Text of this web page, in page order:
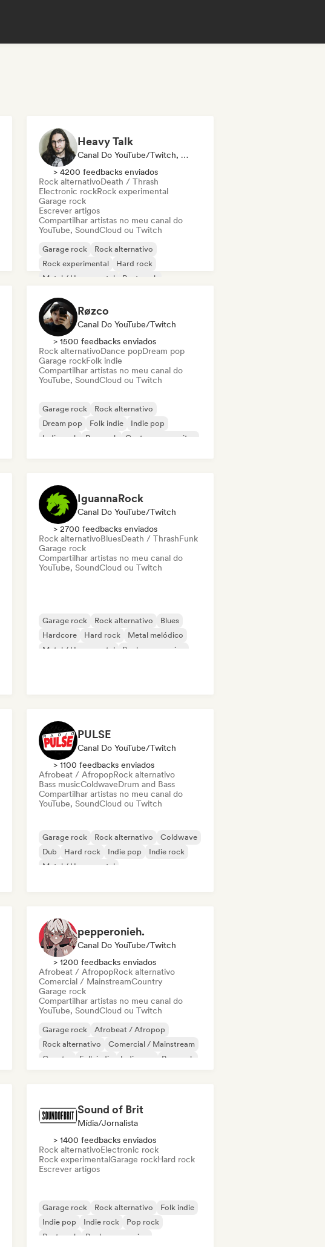
Heavy Talk
Canal Do YouTube/Twitch, Mídia/Jornalista
> 4200 feedbacks enviados
Rock alternativoDeath / Thrash
Electronic rockRock experimental
Garage rock
Escrever artigos
Compartilhar artistas no meu canal do
YouTube, SoundCloud ou Twitch
Garage rock
Rock alternativo
Rock experimental
Hard rock
Metal / Heavy metal
Post punk
Røzco
Canal Do YouTube/Twitch
> 1500 feedbacks enviados
Rock alternativoDance popDream pop
Garage rockFolk indie
Compartilhar artistas no meu canal do
YouTube, SoundCloud ou Twitch
Garage rock
Rock alternativo
Dream pop
Folk indie
Indie pop
Indie rock
Pop rock Cantor-compositor
IguannaRock
Canal Do YouTube/Twitch
> 2700 feedbacks enviados
Rock alternativoBluesDeath / ThrashFunk
Garage rock
Compartilhar artistas no meu canal do
YouTube, SoundCloud ou Twitch
Garage rock Rock alternativo
Blues
Hardcore
Hard rock
Metal melódico
Metal / Heavy metal
Rock progressivo
PULSE
Canal Do YouTube/Twitch
> 1100 feedbacks enviados
Afrobeat / AfropopRock alternativo
Bass musicColdwaveDrum and Bass
Compartilhar artistas no meu canal do
YouTube, SoundCloud ou Twitch
Garage rock Rock alternativo
Coldwave
Dub
Hard rock Indie pop
Indie rock
Metal / Heavy metal
pepperonieh.
Canal Do YouTube/Twitch
> 1200 feedbacks enviados
Afrobeat / AfropopRock alternativo
Comercial / MainstreamCountry
Garage rock
Compartilhar artistas no meu canal do
YouTube, SoundCloud ou Twitch
Garage rock
Afrobeat / Afropop
Rock alternativo
Comercial / Mainstream
Country
Folk indie Indie pop Pop rock
Sound of Brit
Mídia/Jornalista
> 1400 feedbacks enviados
Rock alternativoElectronic rock
Rock experimentalGarage rockHard rock
Escrever artigos
Garage rock Rock alternativo
Folk indie
Indie pop
Indie rock
Pop rock
Post punk
Rock progressivo